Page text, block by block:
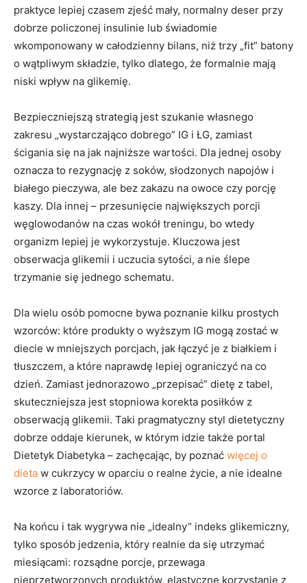
praktyce lepiej czasem zjeść mały, normalny deser przy
dobrze policzonej insulinie lub świadomie
wkomponowany w całodzienny bilans, niż trzy „fit” batony
o wątpliwym składzie, tylko dlatego, że formalnie mają
niski wpływ na glikemię.
Bezpieczniejszą strategią jest szukanie własnego
zakresu „wystarczająco dobrego” IG i ŁG, zamiast
ścigania się na jak najniższe wartości. Dla jednej osoby
oznacza to rezygnację z soków, słodzonych napojów i
białego pieczywa, ale bez zakazu na owoce czy porcję
kaszy. Dla innej – przesunięcie największych porcji
węglowodanów na czas wokół treningu, bo wtedy
organizm lepiej je wykorzystuje. Kluczowa jest
obserwacja glikemii i uczucia sytości, a nie ślepe
trzymanie się jednego schematu.
Dla wielu osób pomocne bywa poznanie kilku prostych
wzorców: które produkty o wyższym IG mogą zostać w
diecie w mniejszych porcjach, jak łączyć je z białkiem i
tłuszczem, a które naprawdę lepiej ograniczyć na co
dzień. Zamiast jednorazowo „przepisać” dietę z tabel,
skuteczniejsza jest stopniowa korekta posiłków z
obserwacją glikemii. Taki pragmatyczny styl dietetyczny
dobrze oddaje kierunek, w którym idzie także portal
Dietetyk Diabetyka – zachęcając, by poznać więcej o
dieta w cukrzycy w oparciu o realne życie, a nie idealne
wzorce z laboratoriów.
Na końcu i tak wygrywa nie „idealny” indeks glikemiczny,
tylko sposób jedzenia, który realnie da się utrzymać
miesiącami: rozsądne porcje, przewaga
nieprzetworzonych produktów, elastyczne korzystanie z